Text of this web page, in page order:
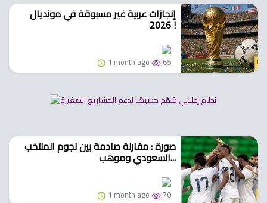
إنجازات عربية غير مسبوقة في مونديال
2026 !
1 month ago 65
صورة : مقارنة صادمة بين نجوم المنتخب
السعودي وموهب...
1 month ago 70